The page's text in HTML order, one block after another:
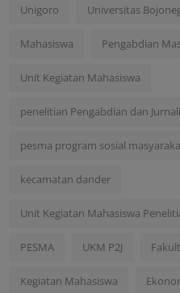
Unigoro Universitas
Mahasiswa Pengabdian
Unit Kegiatan Mahasiswa
penelitian Pengabdian dan
pesma program sosial
kecamatan dander
Unit Kegiatan Mahasiswa
PESMA UKM P2J
Kegiatan Mahasiswa